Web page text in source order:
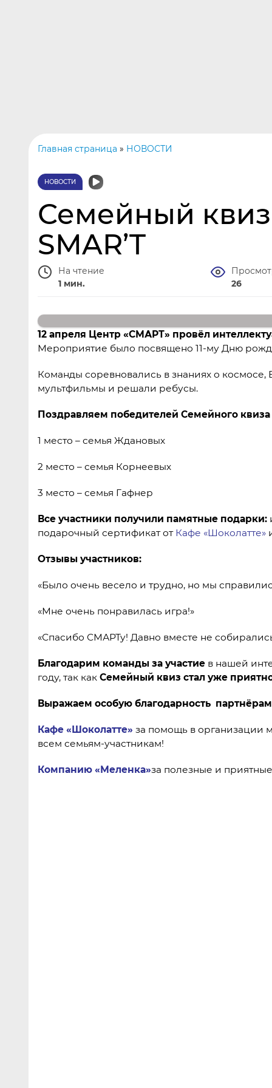
Главная страница » НОВОСТИ
НОВОСТИ
Семейный
SMAR’T
На чтение
1 мин.
26
12 апреля Центр «СМАРТ» провёл
Мероприятие было посвящено 11-му Дню
Команды соревновались в знаниях о
мультфильмы и решали ребусы.
Поздравляем победителей Семейного квиза
1 место – семья Ждановых
2 место – семья Корнеевых
3 место – семья Гафнер
Все участники получили памятные подарки:
подарочный сертификат от Кафе «Шоколатте»
Отзывы участников:
«Было очень весело и трудно, но мы
«Мне очень понравилась игра!»
«Спасибо СМАРТу! Давно вместе не
Благодарим команды за участие в нашей
году, так как Семейный квиз стал уже
Выражаем особую благодарность
Кафе «Шоколатте» за помощь в организации
всем семьям-участникам!
Компанию «Меленка»за полезные и